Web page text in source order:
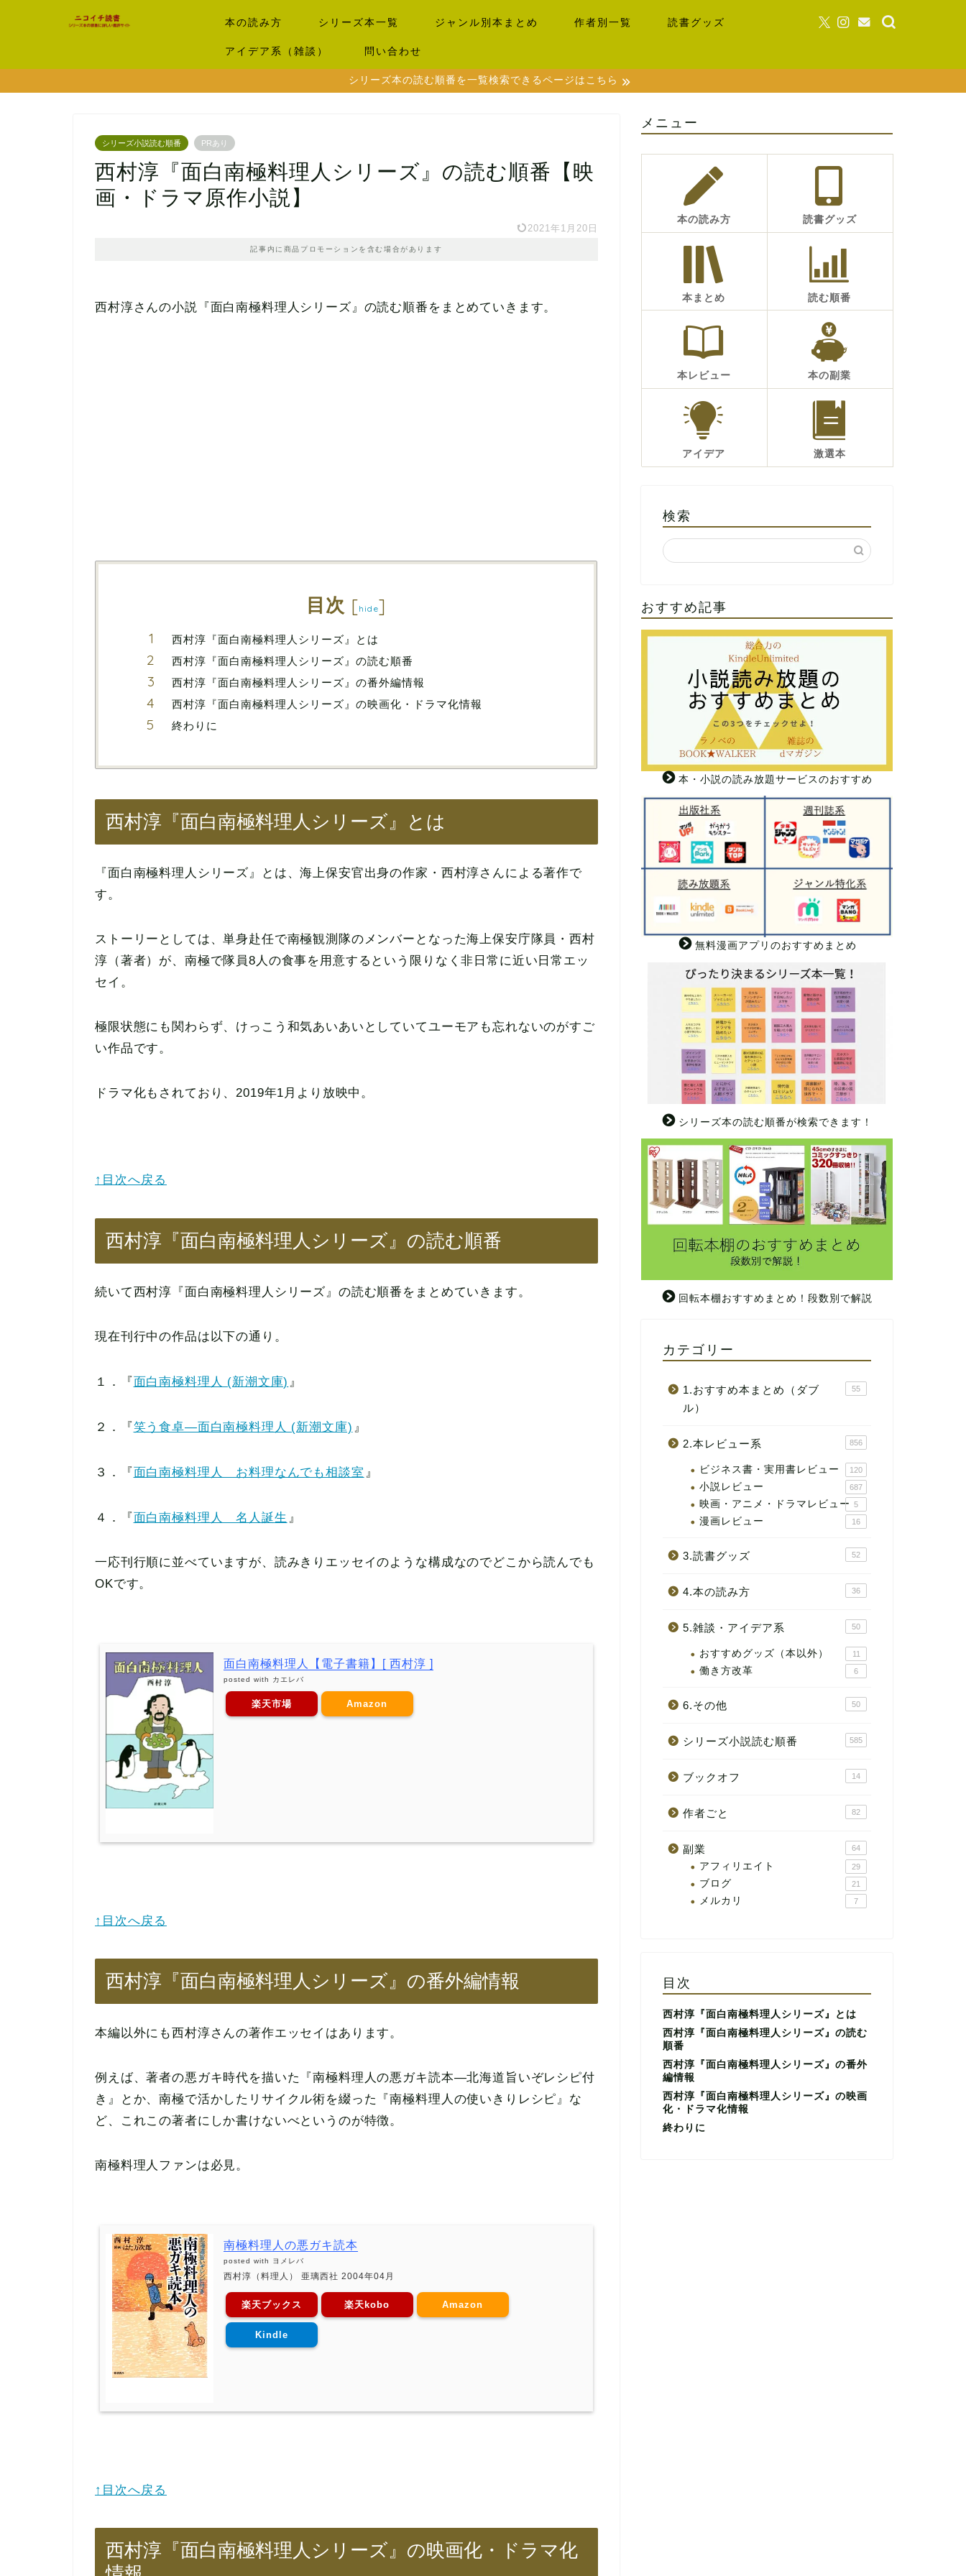
本の読み方 シリーズ本一覧 ジャンル別本まとめ 作者別一覧 読書グッズ
アイデア系（雑談） 問い合わせ
シリーズ本の読む順番を一覧検索できるページはこちら
シリーズ小説読む順番 PRあり
西村淳『面白南極料理人シリーズ』の読む順番【映
画・ドラマ原作小説】
2021年1月20日
記事内に商品プロモーションを含む場合があります
西村淳さんの小説『面白南極料理人シリーズ』の読む順番をまとめていきます。
目次 [hide]
西村淳『面白南極料理人シリーズ』とは
西村淳『面白南極料理人シリーズ』の読む順番
西村淳『面白南極料理人シリーズ』の番外編情報
西村淳『面白南極料理人シリーズ』の映画化・ドラマ化情報
終わりに
西村淳『面白南極料理人シリーズ』とは
『面白南極料理人シリーズ』とは、海上保安官出身の作家・西村淳さんによる著作で
す。
ストーリーとしては、単身赴任で南極観測隊のメンバーとなった海上保安庁隊員・西村
淳（著者）が、南極で隊員8人の食事を用意するという限りなく非日常に近い日常エッ
セイ。
極限状態にも関わらず、けっこう和気あいあいとしていてユーモアも忘れないのがすご
い作品です。
ドラマ化もされており、2019年1月より放映中。
↑目次へ戻る
西村淳『面白南極料理人シリーズ』の読む順番
続いて西村淳『面白南極料理人シリーズ』の読む順番をまとめていきます。
現在刊行中の作品は以下の通り。
１．『 面白南極料理人 (新潮文庫) 』
２．『笑う食卓―面白南極料理人 (新潮文庫) 』
３．『 面白南極料理人 お料理なんでも相談室 』
４．『 面白南極料理人 名人誕生 』
一応刊行順に並べていますが、読みきりエッセイのような構成なのでどこから読んでも
OKです。
面白南極料理人【電子書籍】[ 西村淳 ]
posted with カエレバ
楽天市場 Amazon
↑目次へ戻る
西村淳『面白南極料理人シリーズ』の番外編情報
本編以外にも西村淳さんの著作エッセイはあります。
例えば、著者の悪ガキ時代を描いた『南極料理人の悪ガキ読本―北海道旨いぞレシピ付
き』とか、南極で活かしたリサイクル術を綴った『南極料理人の使いきりレシピ』な
ど、これこの著者にしか書けないべというのが特徴。
南極料理人ファンは必見。
南極料理人の悪ガキ読本
posted with ヨメレバ
西村淳（料理人） 亜璃西社 2004年04月
楽天ブックス 楽天kobo Amazon
Kindle
↑目次へ戻る
西村淳『面白南極料理人シリーズ』の映画化・ドラマ化
メニュー
本の読み方 読書グッズ
本まとめ 読む順番
本レビュー 本の副業
アイデア 激選本
検索
おすすめ記事
本・小説の読み放題サービスのおすすめ
無料漫画アプリのおすすめまとめ
シリーズ本の読む順番が検索できます！
回転本棚おすすめまとめ！段数別で解説
カテゴリー
1.おすすめ本まとめ（ダブ
ル）
55
2.本レビュー系 856
ビジネス書・実用書レビュー 120
小説レビュー 687
映画・アニメ・ドラマレビュー 5
漫画レビュー 16
3.読書グッズ 52
4.本の読み方 36
5.雑談・アイデア系 50
おすすめグッズ（本以外） 11
働き方改革 6
6.その他 50
シリーズ小説読む順番 585
ブックオフ 14
作者ごと 82
副業 64
アフィリエイト 29
ブログ 21
メルカリ 7
目次
西村淳『面白南極料理人シリーズ』とは
西村淳『面白南極料理人シリーズ』の読む
順番
西村淳『面白南極料理人シリーズ』の番外
編情報
西村淳『面白南極料理人シリーズ』の映画
化・ドラマ化情報
終わりに